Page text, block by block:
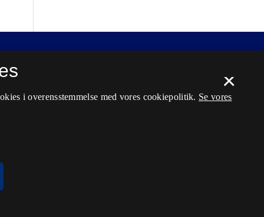
×
i overensstemmelse med vores cookiepolitik. Se vores